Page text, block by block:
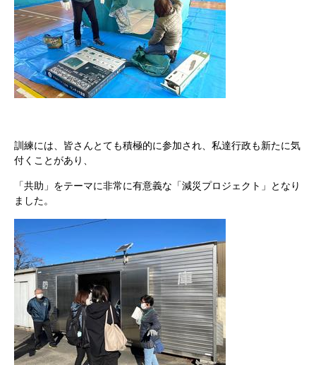
訓練には、皆さんとても積極的に参加され、私達行政も新たに気
付くことがあり、
「共助」をテーマに非常に有意義な「減災プロジェクト」となり
ました。